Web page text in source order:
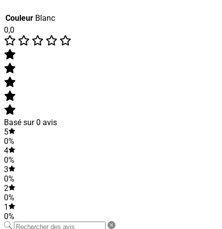
Couleur Blanc
0,0
Basé sur 0 avis
5
0%
4
0%
3
0%
2
0%
1
0%